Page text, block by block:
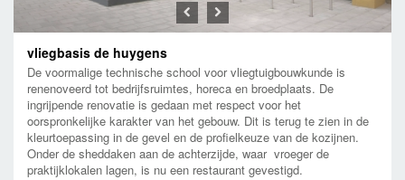
Previous
Next
vliegbasis de huygens
De voormalige technische school voor vliegtuigbouwkunde is
renenoveerd tot bedrijfsruimtes, horeca en broedplaats. De
ingrijpende renovatie is gedaan met respect voor het
oorspronkelijke karakter van het gebouw. Dit is terug te zien in de
kleurtoepassing in de gevel en de profielkeuze van de kozijnen.
Onder de sheddaken aan de achterzijde, waar vroeger de
praktijklokalen lagen, is nu een restaurant gevestigd.